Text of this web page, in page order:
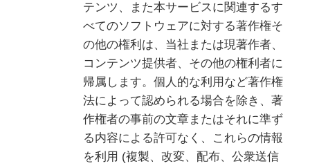
テンツ、また本サービスに関連するす
べてのソフトウェアに対する著作権そ
の他の権利は、当社または現著作者、
コンテンツ提供者、その他の権利者に
帰属します。個人的な利用など著作権
法によって認められる場合を除き、著
作権者の事前の文章またはそれに準ず
る内容による許可なく、これらの情報
を利用 (複製、改変、配布、公衆送信